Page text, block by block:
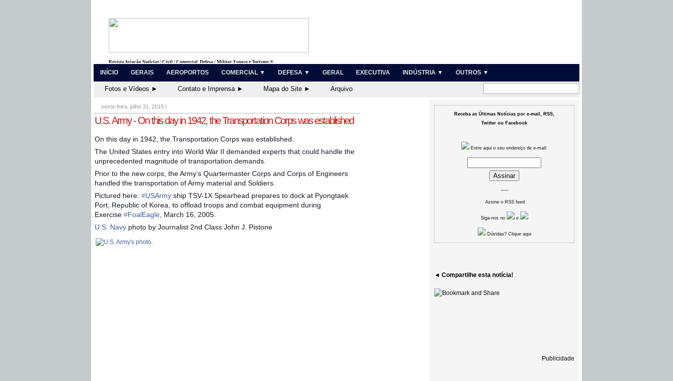
Revista Aviação Notícias | Civil / Comercial, Defesa / Militar, Espaço e Turismo ®
INÍCIO GERAIS AEROPORTOS COMERCIAL ▼ DEFESA ▼ GERAL EXECUTIVA INDÚSTRIA ▼ OUTROS ▼
Fotos e Vídeos ► Contato e Imprensa ► Mapa do Site ► Arquivo
sexta-feira, julho 31, 2015 |
U.S. Army - On this day in 1942, the Transportation Corps was established
On this day in 1942, the Transportation Corps was established.
The United States entry into World War II demanded experts that could handle the
unprecedented magnitude of transportation demands.
Prior to the new corps, the Army’s Quartermaster Corps and Corps of Engineers
handled the transportation of Army material and Soldiers.
Pictured here: ‪#‎USArmy‬ ship TSV-1X Spearhead prepares to dock at Pyongtaek
Port, Republic of Korea, to offload troops and combat equipment during
Exercise ‪#‎FoalEagle‬ , March 16, 2005.
U.S. Navy photo by Journalist 2nd Class John J. Pistone
Receba as Últimas Notícias por e-mail, RSS,
Twitter ou Facebook
Entre aqui o seu endereço de e-mail:
Assine o RSS feed
Siga-nos no e
Dúvidas? Clique aqui
◄ Compartilhe esta notícia!
Publicidade